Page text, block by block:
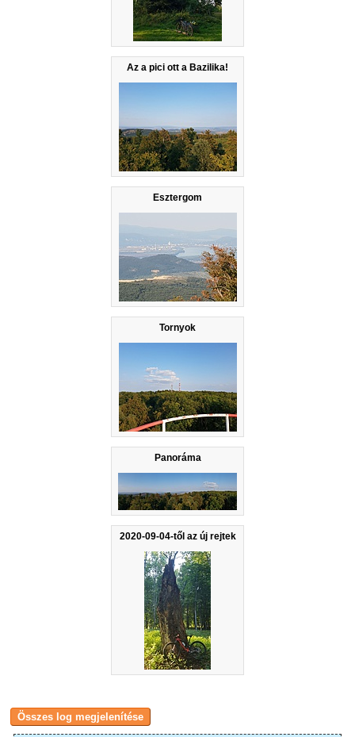
Az a pici ott a Bazilika!
Esztergom
Tornyok
Panoráma
2020-09-04-től az új rejtek